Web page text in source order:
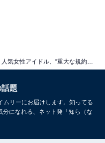
題
ムリーにお届けします。知ってる
になれる、ネット発「知ら（な